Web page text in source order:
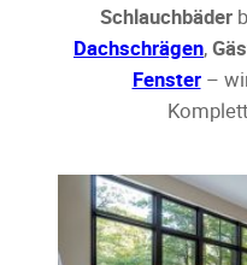
Schlauchbäder
Dachschrägen,
Fenster–